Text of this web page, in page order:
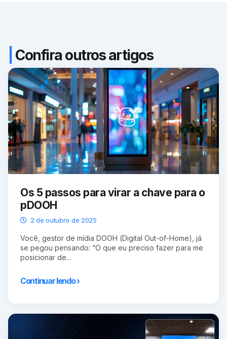
Confira outros artigos
Os 5 passos para virar a chave para o
pDOOH
2 de outubro de 2025
Você, gestor de mídia DOOH (Digital Out-of-Home), já
se pegou pensando: “O que eu preciso fazer para me
posicionar de...
Continuar lendo ›